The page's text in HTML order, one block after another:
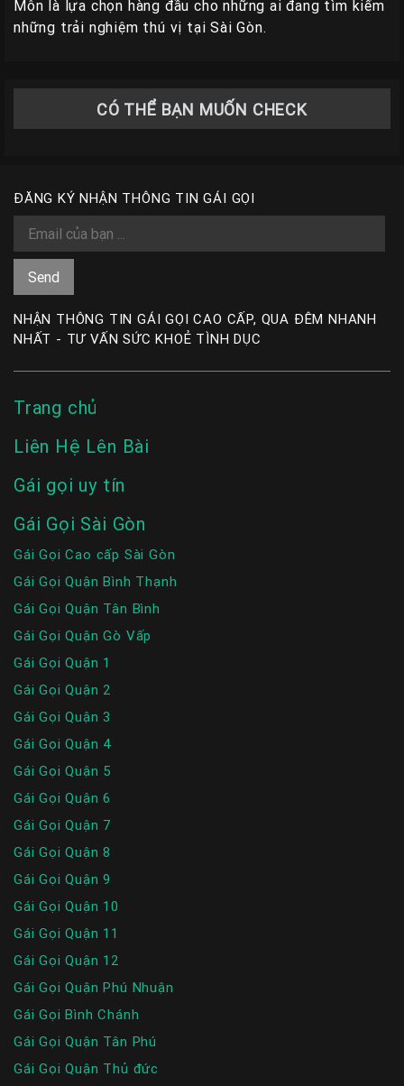
Môn là lựa chọn hàng đầu cho những ai đang tìm kiếm
những trải nghiệm thú vị tại Sài Gòn.
CÓ THỂ BẠN MUỐN CHECK
ĐĂNG KÝ NHẬN THÔNG TIN GÁI GỌI
NHẬN THÔNG TIN GÁI GỌI CAO CẤP, QUA ĐÊM NHANH
NHẤT - TƯ VẤN SỨC KHOẺ TÌNH DỤC
Trang chủ
Liên Hệ Lên Bài
Gái gọi uy tín
Gái Gọi Sài Gòn
Gái Gọi Cao cấp Sài Gòn
Gái Gọi Quận Bình Thạnh
Gái Gọi Quận Tân Bình
Gái Gọi Quận Gò Vấp
Gái Gọi Quận 1
Gái Gọi Quận 2
Gái Gọi Quận 3
Gái Gọi Quận 4
Gái Gọi Quận 5
Gái Gọi Quận 6
Gái Gọi Quận 7
Gái Gọi Quận 8
Gái Gọi Quận 9
Gái Gọi Quận 10
Gái Gọi Quận 11
Gái Gọi Quận 12
Gái Gọi Quận Phú Nhuận
Gái Gọi Bình Chánh
Gái Gọi Quận Tân Phú
Gái Gọi Quận Thủ đức